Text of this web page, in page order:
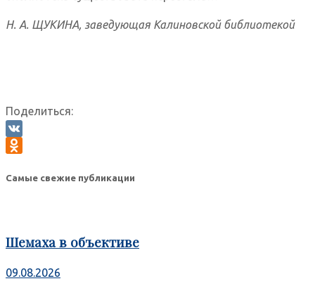
Н. А. ЩУКИНА, заведующая Калиновской библиотекой
Поделиться:
VK
Самые свежие публикации
Шемаха в объективе
09.08.2026